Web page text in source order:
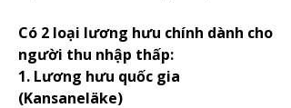
Có 2 loại lương hưu chính dành cho
người thu nhập thấp:
1. Lương hưu quốc gia
(Kansaneläke)